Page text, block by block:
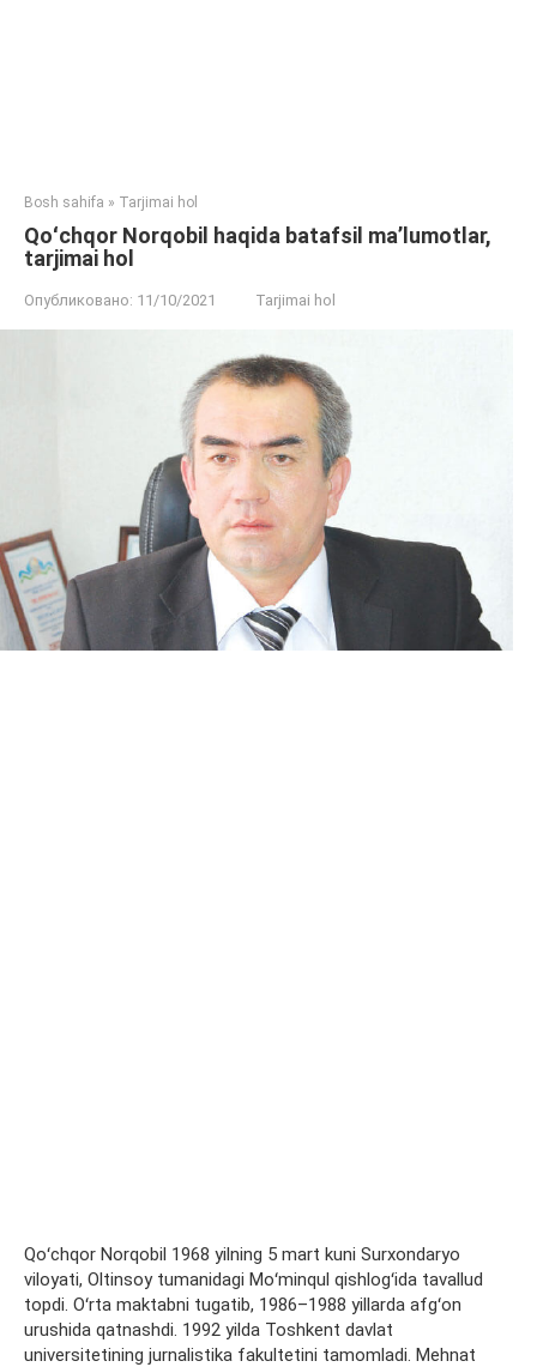
Bosh sahifa » Tarjimai hol
Qoʻchqor Norqobil haqida batafsil ma’lumotlar,
tarjimai hol
Опубликовано: 11/10/2021 Tarjimai hol
Qoʻchqor Norqobil 1968 yilning 5 mart kuni Surxondaryo
viloyati, Oltinsoy tumanidagi Moʻminqul qishlogʻida tavallud
topdi. Oʻrta maktabni tugatib, 1986–1988 yillarda afgʻon
urushida qatnashdi. 1992 yilda Toshkent davlat
universitetining jurnalistika fakultetini tamomladi. Mehnat